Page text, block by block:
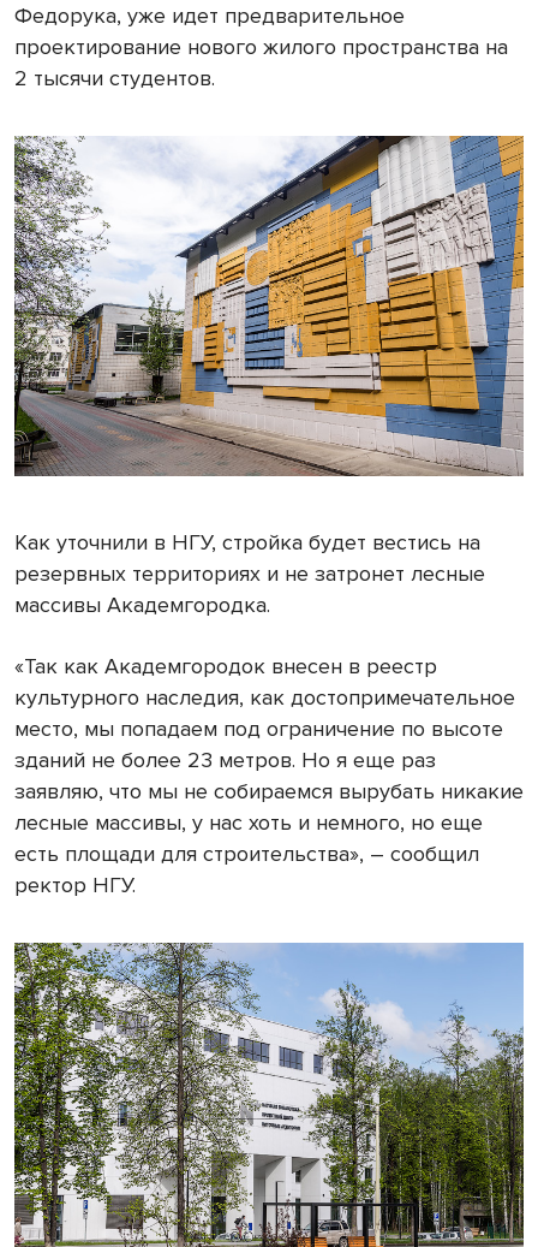
Федорука, уже идет предварительное
проектирование нового жилого пространства на
2 тысячи студентов.
Как уточнили в НГУ, стройка будет вестись на
резервных территориях и не затронет лесные
массивы Академгородка.
«Так как Академгородок внесен в реестр
культурного наследия, как достопримечательное
место, мы попадаем под ограничение по высоте
зданий не более 23 метров. Но я еще раз
заявляю, что мы не собираемся вырубать никакие
лесные массивы, у нас хоть и немного, но еще
есть площади для строительства», – сообщил
ректор НГУ.